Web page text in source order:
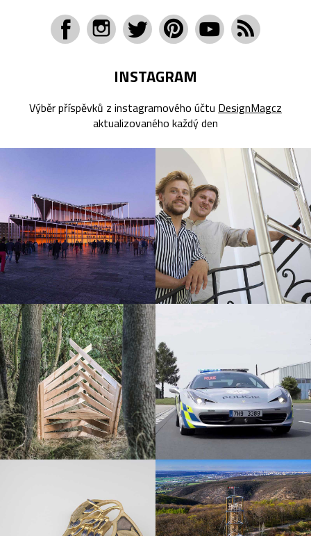
INSTAGRAM
Výběr příspěvků z instagramového účtu DesignMagcz
aktualizovaného každý den